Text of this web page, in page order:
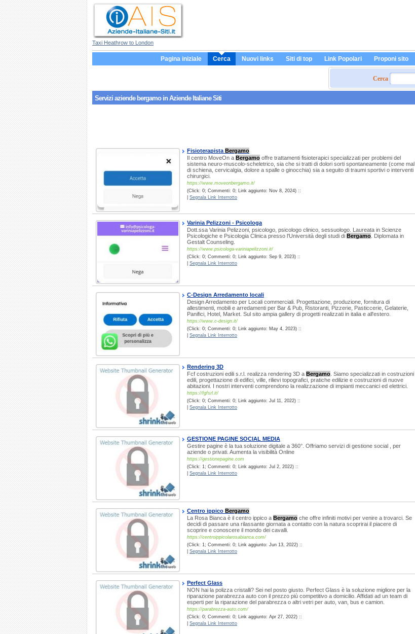
Taxi Heathrow to London
Pagina iniziale Cerca Nuovi links Siti di top Link Popolari Proponi sito
Cerca
Servizi aziende bergamoin Aziende Italiane Siti
Fisioterapista Bergamo
Il centro MoveOn a Bergamo offre trattamenti fisioterapici specializzati per problemi del
sistema neuro-muscolo-scheletrico, sia che si tratti di dolori sorti spontaneamente (come mal
di schiena, cervicalgia, dolore a spalle o ginocchia) sia a seguito di traumi sportivi o interventi
chirurgici.
https://www.moveonbergamo.it/
(Click: 0; Commenti: 0; Link aggiunto: Nov 8, 2024) ::
Segnala Link Interrotto
Varinia Pelizzoni - Psicologa
Dott.ssa Varinia Pelizzoni, psicologo, psicologo clinico, sessuologo. Laureata in Scienze
Psicologiche e Psicologia Clinica presso l'Università degli studi di Bergamo . Diplomata in
Gestalt Counseling.
https://www.psicologa-variniapelizzoni.it/
(Click: 0; Commenti: 0; Link aggiunto: Sep 9, 2023) ::
Segnala Link Interrotto
C-Design Arredamento locali
Design Arredamento per Locali commerciali. Progettazione, produzione, fornitura di
allestimenti, mobili e arredamenti per Bar & Pub, Ristoranti, Pizzerie, Pasticcerie, Gelaterie,
Panifici, Hotel, Market. Sul sito ampia gallery di progetti realizzati in italia e all'estero.
https://www.c-design.it/
(Click: 0; Commenti: 0; Link aggiunto: May 4, 2023) ::
Segnala Link Interrotto
Rendering 3D
Fcf costruzioni edili s.r.l. realizza rendering 3D a Bergamo . Siamo specializzati in costruzioni
edili, progettazione di edifici, ville, rilievi topografici, pratiche edilizie e costruzioni di nuove
abitazioni. I nostri interventi comprendono la realizzazione di impianti meccanici ed elettrici.
https://fgfsrl.it/
(Click: 0; Commenti: 0; Link aggiunto: Jul 11, 2022) ::
Segnala Link Interrotto
GESTIONE PAGINE SOCIAL MEDIA
Gestire pagine è la tua soluzione digitale a 360°. Offriamo servizi di gestione social , per
aziende o privati. Aumenta la visibilità Online
https://gestionepagine.com
(Click: 1; Commenti: 0; Link aggiunto: Jul 2, 2022) ::
Segnala Link Interrotto
Centro ippico Bergamo
La Rosa Bianca è il centro ippico a Bergamo che offre infiniti motivi per venire a trovarci. Se
decidi di passare una rilassante giornata a contatto con la natura scoprirai il piacere di
scoprire e conoscere il mondo dei cavalli.
https://centroippicolarosabianca.com/
(Click: 1; Commenti: 0; Link aggiunto: Jun 13, 2022) ::
Segnala Link Interrotto
Perfect Glass
NON hai la polizza cristalli? Sei nel posto giusto. Perfect Glass è la soluzione migliore per la
riparazione parabrezza auto con il prezzo più competitivo a domicilio. Affidati ad un team di
esperti per la riparazione del parabrezza o altri vetri per auto, van, bus e camion.
https://parabrezza-auto.com/
(Click: 0; Commenti: 0; Link aggiunto: Apr 27, 2022) ::
Segnala Link Interrotto